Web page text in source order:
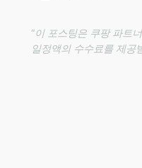
“이 포스팅은 쿠팡 파트
일정액의 수수료를 제공